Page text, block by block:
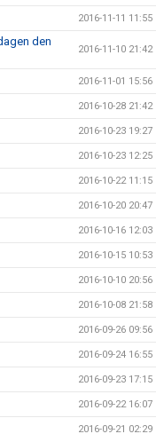
2016-11-11 11:55
den
2016-11-10 21:42
2016-11-01 15:56
2016-10-28 21:42
2016-10-23 19:27
2016-10-23 12:25
2016-10-22 11:15
2016-10-20 20:47
2016-10-16 12:03
2016-10-15 10:53
2016-10-10 20:56
2016-10-08 21:58
2016-09-26 09:56
2016-09-24 16:55
2016-09-23 17:15
2016-09-22 16:07
2016-09-21 02:29